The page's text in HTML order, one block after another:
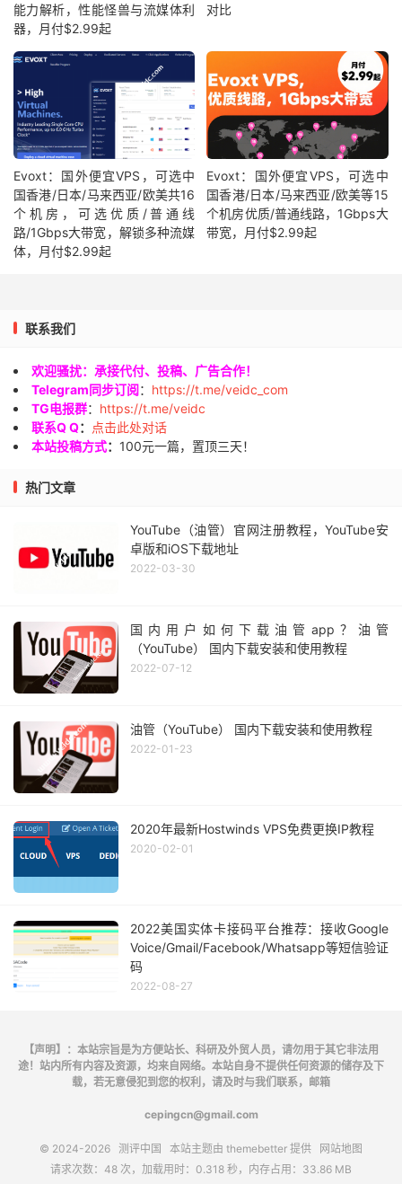
能力解析，性能怪兽与流媒体利
器，月付$2.99起
对比
Evoxt：国外便宜VPS，可选中
国香港/日本/马来西亚/欧美共16
个机房，可选优质/普通线
路/1Gbps大带宽，解锁多种流媒
体，月付$2.99起
Evoxt：国外便宜VPS，可选中
国香港/日本/马来西亚/欧美等15
个机房优质/普通线路，1Gbps大
带宽，月付$2.99起
联系我们
欢迎骚扰：承接代付、投稿、广告合作！
Telegram同步订阅： https://t.me/veidc_com
TG电报群： https://t.me/veidc
联系Q Q：
点击此处对话
本站投稿方式： 100元一篇，置顶三天！
热门文章
YouTube（油管）官网注册教程，YouTube安
卓版和iOS下载地址
2022-03-30
国内用户如何下载油管app？油管
（YouTube） 国内下载安装和使用教程
2022-07-12
油管（YouTube） 国内下载安装和使用教程
2022-01-23
2020年最新Hostwinds VPS免费更换IP教程
2020-02-01
2022美国实体卡接码平台推荐：接收Google
Voice/Gmail/Facebook/Whatsapp等短信验证
码
2022-08-27
【声明】：本站宗旨是为方便站长、科研及外贸人员，请勿用于其它非法用
途！站内所有内容及资源，均来自网络。本站自身不提供任何资源的储存及下
载，若无意侵犯到您的权利，请及时与我们联系，邮箱
cepingcn@gmail.com
© 2024-2026 测评中国 本站主题由 themebetter 提供 网站地图
请求次数：48 次，加载用时：0.318 秒，内存占用：33.86 MB